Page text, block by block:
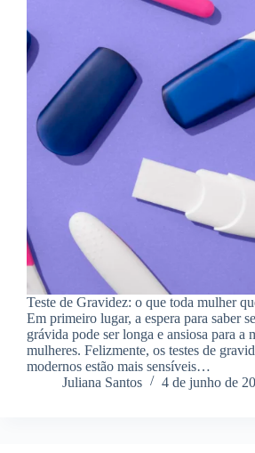
Teste de Gravidez: o que toda mulher
Em primeiro lugar, a espera para saber
grávida pode ser longa e ansiosa para a
mulheres. Felizmente, os testes de
modernos estão mais sensíveis…
Juliana Santos
4 de junho de